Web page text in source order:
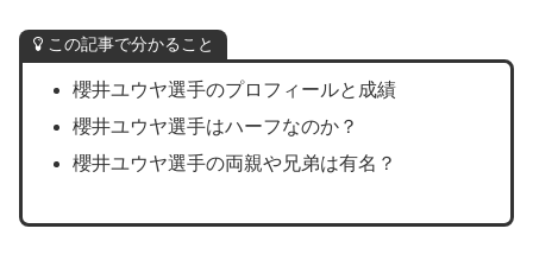
この記事で分かること
櫻井ユウヤ選手のプロフィールと成績
櫻井ユウヤ選手はハーフなのか？
櫻井ユウヤ選手の両親や兄弟は有名？